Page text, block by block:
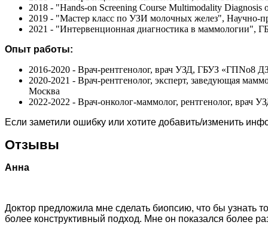
2018 - "Hands-on Screening Course Multimodality Diagnosis
2019 - "Мастер класс по УЗИ молочных желез", Научно-
2021 - "Интервенционная диагностика в
Опыт работы:
2016-2020 - Врач-рентгенолог, врач УЗД, ГБУЗ «ГПNo8
2020-2021 - Врач-рентгенолог, эксперт, заведующая
Москва
2022-2022 - Врач-онколог-маммолог, рентгенолог, врач
Если заметили ошибку или хотите добавить/изменить
Отзывы
Анна
Доктор предложила мне сделать биопсию, что бы узнать
более конструктивный подход. Мне он показался более